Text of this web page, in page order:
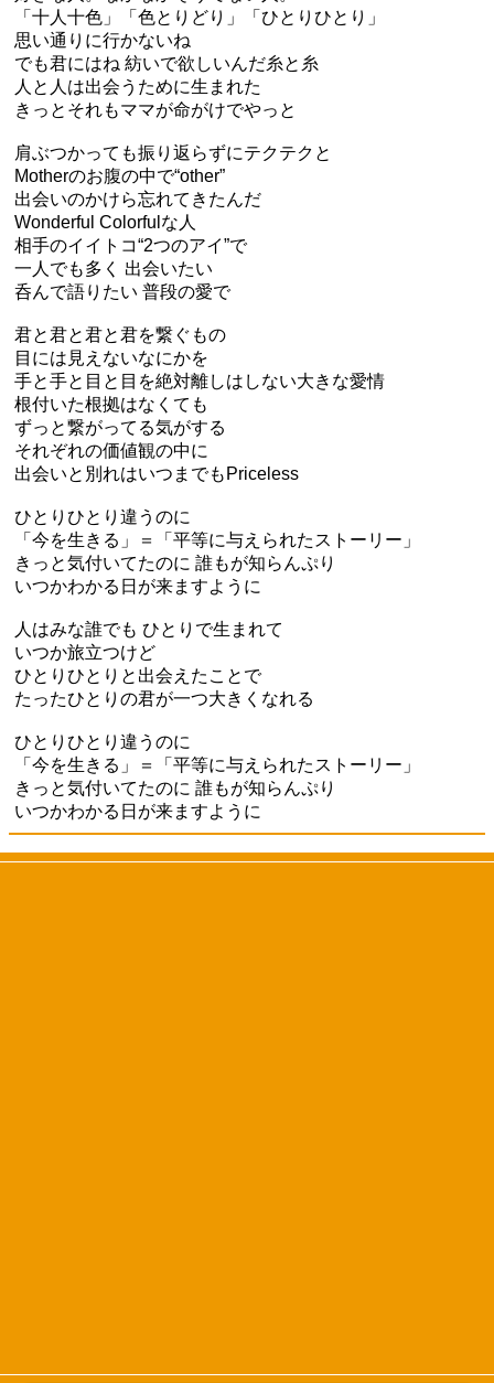
「十人十色」「色とりどり」「ひとりひとり」
思い通りに行かないね
でも君にはね 紡いで欲しいんだ糸と糸
人と人は出会うために生まれた
きっとそれもママが命がけでやっと
肩ぶつかっても振り返らずにテクテクと
Motherのお腹の中で“other”
出会いのかけら忘れてきたんだ
Wonderful Colorfulな人
相手のイイトコ“2つのアイ”で
一人でも多く 出会いたい
呑んで語りたい 普段の愛で
君と君と君と君を繋ぐもの
目には見えないなにかを
手と手と目と目を絶対離しはしない大きな愛情
根付いた根拠はなくても
ずっと繋がってる気がする
それぞれの価値観の中に
出会いと別れはいつまでもPriceless
ひとりひとり違うのに
「今を生きる」＝「平等に与えられたストーリー」
きっと気付いてたのに 誰もが知らんぷり
いつかわかる日が来ますように
人はみな誰でも ひとりで生まれて
いつか旅立つけど
ひとりひとりと出会えたことで
たったひとりの君が一つ大きくなれる
ひとりひとり違うのに
「今を生きる」＝「平等に与えられたストーリー」
きっと気付いてたのに 誰もが知らんぷり
いつかわかる日が来ますように